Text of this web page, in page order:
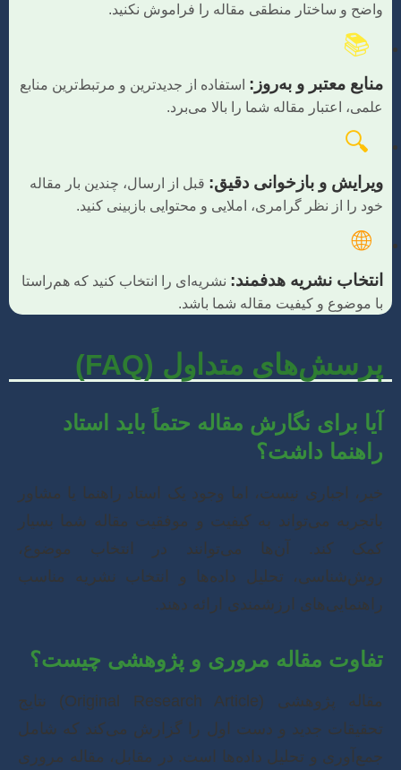
واضح و ساختار منطقی مقاله را فراموش نکنید.
📚
منابع معتبر و به‌روز: استفاده از جدیدترین و مرتبط‌ترین منابع
علمی، اعتبار مقاله شما را بالا می‌برد.
🔍
ویرایش و بازخوانی دقیق: قبل از ارسال، چندین بار مقاله
خود را از نظر گرامری، املایی و محتوایی بازبینی کنید.
🌐
انتخاب نشریه هدفمند: نشریه‌ای را انتخاب کنید که هم‌راستا
با موضوع و کیفیت مقاله شما باشد.
پرسش‌های متداول (FAQ)
آیا برای نگارش مقاله حتماً باید استاد
راهنما داشت؟
خیر، اجباری نیست، اما وجود یک استاد راهنما یا مشاور
باتجربه می‌تواند به کیفیت و موفقیت مقاله شما بسیار
کمک کند. آن‌ها می‌توانند در انتخاب موضوع،
روش‌شناسی، تحلیل داده‌ها و انتخاب نشریه مناسب
راهنمایی‌های ارزشمندی ارائه دهند.
تفاوت مقاله مروری و پژوهشی چیست؟
مقاله پژوهشی (Original Research Article) نتایج
تحقیقات جدید و دست اول را گزارش می‌کند که شامل
جمع‌آوری و تحلیل داده‌ها است. در مقابل، مقاله مروری